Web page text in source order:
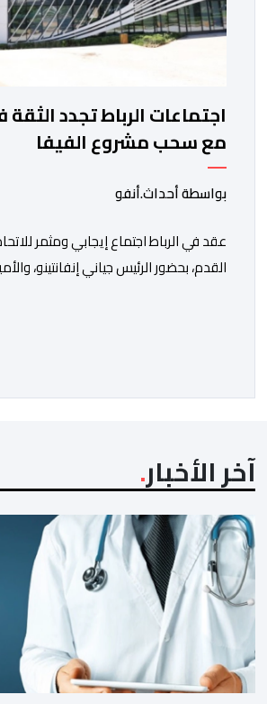
اجتماعات الرباط تجدد الثقة
مع سحب مشروع الفيفا
بواسطة أحداث.أنفو
عقد في الرباط اجتماع إيجابي ومثمر
القدم، بحضور الرئيس جياني إنفانتينو،
المسؤول الوحيد المباشر والمنتخب من قِبل 211 اتحادا
آخر الأخبار